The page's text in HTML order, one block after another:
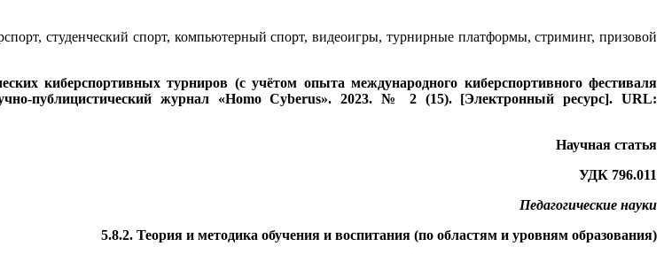
студенческий спорт, компьютерный спорт, видеоигры, турнирные платформы, стриминг, призовой
киберспортивных турниров (с учётом опыта международного киберспортивного фестиваля
публицистический журнал «Homo Cyberus». 2023.№ 2 (15). [Электронный ресурс]. URL:
Научная статья
УДК 796.011
Педагогические науки
5.8.2. Теория и методика обучения и воспитания (по областям и уровням образования)